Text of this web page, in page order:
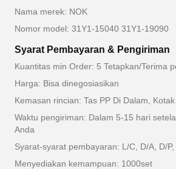
Nama merek: NOK
Nomor model: 31Y1-15040 31Y1-19090
Syarat Pembayaran & Pengiriman
Kuantitas min Order: 5 Tetapkan/Terima
Harga: Bisa dinegosiasikan
Kemasan rincian: Tas PP Di Dalam,
Waktu pengiriman: Dalam 5-15 hari
Anda
Syarat-syarat pembayaran: L/C, D/A, D/P,
Menyediakan kemampuan: 1000set